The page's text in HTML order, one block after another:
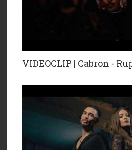
VIDEOCLIP | Cabron -